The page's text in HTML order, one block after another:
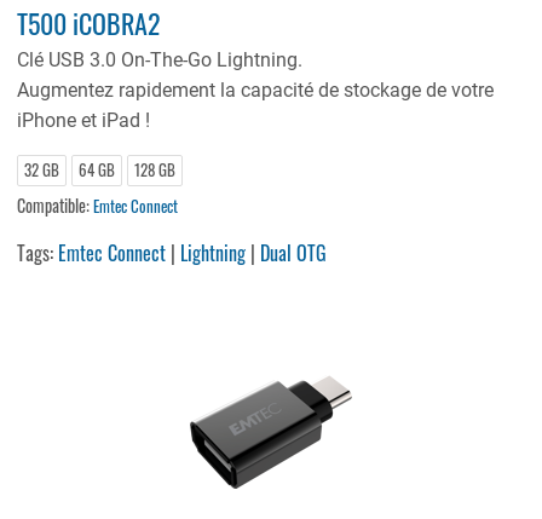
T500 iCOBRA2
Clé USB 3.0 On-The-Go Lightning.
Augmentez rapidement la capacité de stockage de votre
iPhone et iPad !
32 GB 64 GB 128 GB
Compatible:Emtec Connect
Tags: Emtec Connect | Lightning | Dual OTG